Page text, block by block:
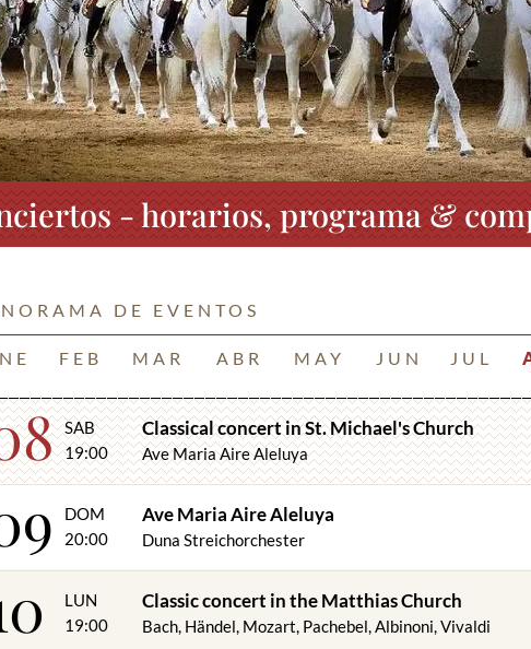
- horarios, programa &
DE EVENTOS
FEB MAR ABR MAY JUN JUL
SAB
19:00
Classical concert in St. Michael's Church
Ave Maria Aire Aleluya
DOM
20:00
Ave Maria Aire Aleluya
Duna Streichorchester
LUN
19:00
Classic concert in the Matthias Church
Bach, Händel, Mozart, Pachebel, Albinoni, Vivaldi